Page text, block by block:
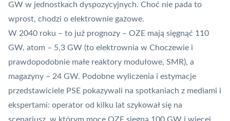
GW w jednostkach dyspozycyjnych. Choć nie pada to
wprost, chodzi o elektrownie gazowe.
W 2040 roku – to już prognozy – OZE mają sięgnąć 110
GW, atom – 5,3 GW (to elektrownia w Choczewie i
prawdopodobnie małe reaktory modułowe, SMR), a
magazyny – 24 GW. Podobne wyliczenia i estymacje
przedstawiciele PSE pokazywali na spotkaniach z mediami i
ekspertami: operator od kilku lat szykował się na